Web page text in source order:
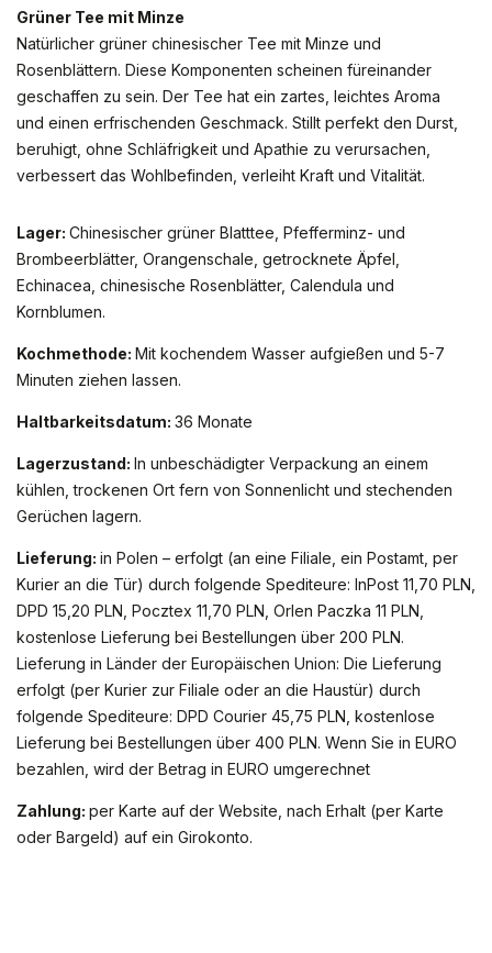
Grüner Tee mit Minze
Natürlicher grüner chinesischer Tee mit Minze und
Rosenblättern. Diese Komponenten scheinen füreinander
geschaffen zu sein. Der Tee hat ein zartes, leichtes Aroma
und einen erfrischenden Geschmack. Stillt perfekt den Durst,
beruhigt, ohne Schläfrigkeit und Apathie zu verursachen,
verbessert das Wohlbefinden, verleiht Kraft und Vitalität.
Lager: Chinesischer grüner Blatttee, Pfefferminz- und
Brombeerblätter, Orangenschale, getrocknete Äpfel,
Echinacea, chinesische Rosenblätter, Calendula und
Kornblumen.
Kochmethode: Mit kochendem Wasser aufgießen und 5-7
Minuten ziehen lassen.
Haltbarkeitsdatum: 36 Monate
Lagerzustand: In unbeschädigter Verpackung an einem
kühlen, trockenen Ort fern von Sonnenlicht und stechenden
Gerüchen lagern.
Lieferung: in Polen – erfolgt (an eine Filiale, ein Postamt, per
Kurier an die Tür) durch folgende Spediteure: InPost 11,70 PLN,
DPD 15,20 PLN, Pocztex 11,70 PLN, Orlen Paczka 11 PLN,
kostenlose Lieferung bei Bestellungen über 200 PLN.
Lieferung in Länder der Europäischen Union: Die Lieferung
erfolgt (per Kurier zur Filiale oder an die Haustür) durch
folgende Spediteure: DPD Courier 45,75 PLN, kostenlose
Lieferung bei Bestellungen über 400 PLN. Wenn Sie in EURO
bezahlen, wird der Betrag in EURO umgerechnet
Zahlung: per Karte auf der Website, nach Erhalt (per Karte
oder Bargeld) auf ein Girokonto.